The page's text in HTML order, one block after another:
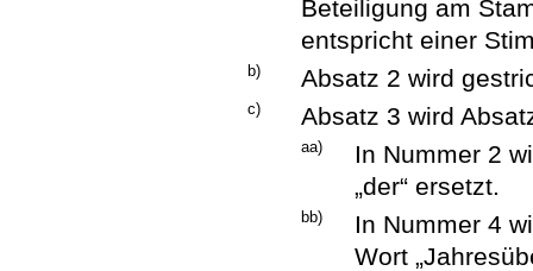
Beteiligung am
entspricht einer
b) Absatz 2 wird
c) Absatz 3 wird
aa)
In Nummer 2
„der“ ersetzt.
bb)
In Nummer 4
Wort